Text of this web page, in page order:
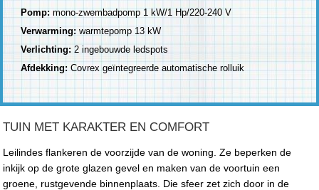
Pomp:mono-zwembadpomp 1 kW/1 Hp/220-240 V
Verwarming: warmtepomp 13 kW
Verlichting: 2 ingebouwde ledspots
Afdekking:Covrex geïntegreerde automatische rolluik
TUIN MET KARAKTER EN COMFORT
Leilindes flankeren de voorzijde van de woning. Ze beperken de
inkijk op de grote glazen gevel en maken van de voortuin een
groene, rustgevende binnenplaats. Die sfeer zet zich door in de